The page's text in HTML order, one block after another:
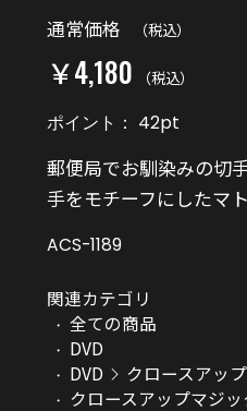
通常価格 （税込）
￥4,180 （税込）
ポイント： 42pt
郵便局でお馴染みの切
手をモチーフにしたマ
ACS-1189
関連カテゴリ
全ての商品
DVD
DVD
クロースアッ
クロースアップマジッ